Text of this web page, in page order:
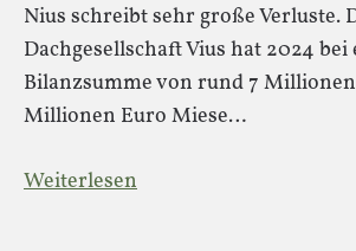
Nius schreibt sehr große Verluste.
Dachgesellschaft Vius hat 2024 bei
Bilanzsumme von rund 7
Millionen Euro Miese…
Weiterlesen